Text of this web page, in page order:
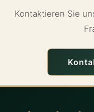
Kontaktieren Sie